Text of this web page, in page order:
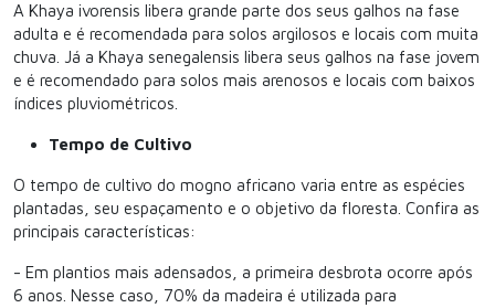
A Khaya ivorensis libera grande parte dos seus galhos na fase
adulta e é recomendada para solos argilosos e locais com muita
chuva. Já a Khaya senegalensis libera seus galhos na fase jovem
e é recomendado para solos mais arenosos e locais com baixos
índices pluviométricos.
Tempo de Cultivo
O tempo de cultivo do mogno africano varia entre as espécies
plantadas, seu espaçamento e o objetivo da floresta. Confira as
principais características:
- Em plantios mais adensados, a primeira desbrota ocorre após
6 anos. Nesse caso, 70% da madeira é utilizada para